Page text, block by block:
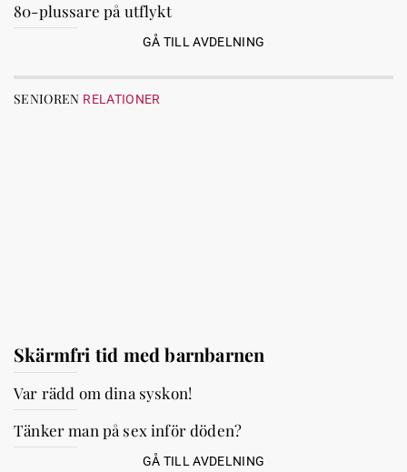
80-plussare på utflykt
GÅ TILL AVDELNING
SENIOREN RELATIONER
Skärmfri tid med barnbarnen
Var rädd om dina syskon!
Tänker man på sex inför döden?
GÅ TILL AVDELNING